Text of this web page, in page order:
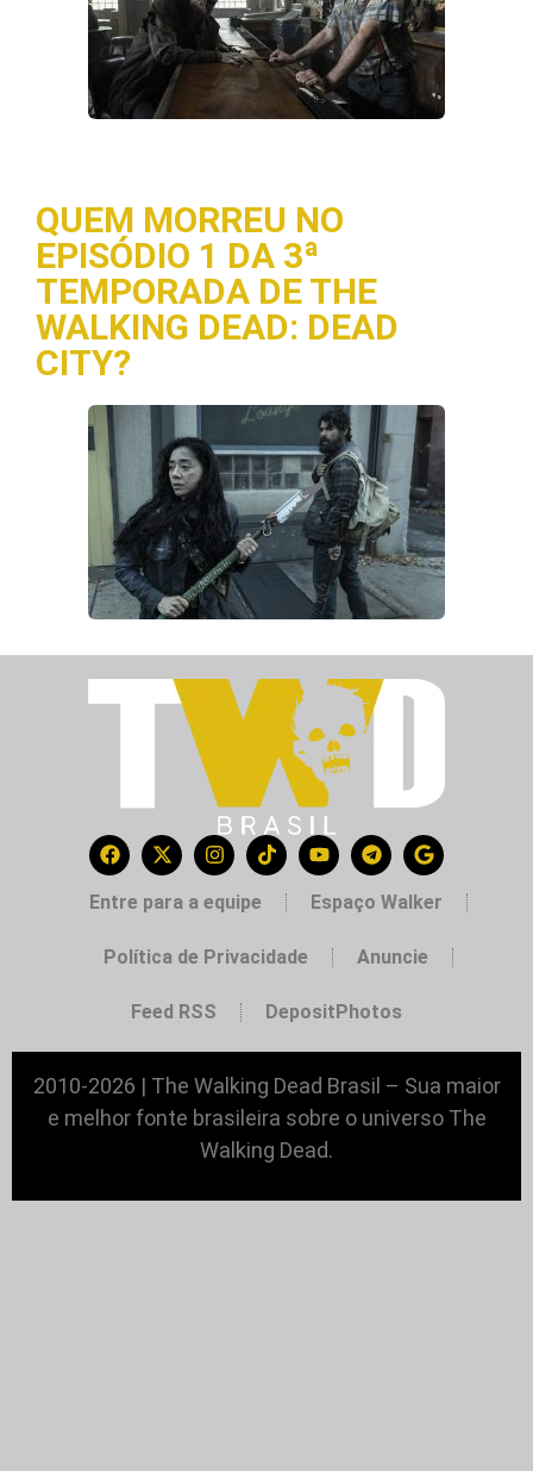
QUEM MORREU NO
EPISÓDIO 1 DA 3ª
TEMPORADA DE THE
WALKING DEAD: DEAD
CITY?
Entre para a equipe Espaço Walker
Política de Privacidade Anuncie
Feed RSS DepositPhotos
2010-2026 | The Walking Dead Brasil – Sua maior
e melhor fonte brasileira sobre o universo The
Walking Dead.